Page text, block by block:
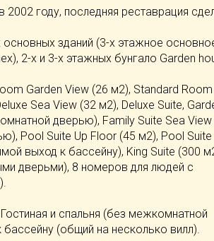
году, последняя реставрация
зданий (3-х этажное
2-х и 3-х этажных бунгало Garden
Garden View (26 м2), Standard
Sea View (32 м2), Deluxe Suite,
дверью), Family Suite Sea View
Pool Suite Up Floor (45 м2), Pool Suite
выход к бассейну), King Suite (300
дверьми), 8 номеров для людей с
и спальня (без межкомнатной
(общий на несколько вилл).